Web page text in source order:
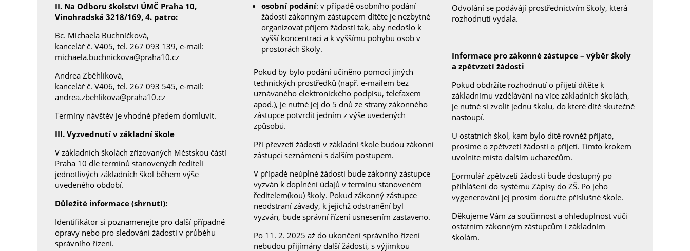
II. Na Odboru školství ÚMČ Praha 10,
Vinohradská 3218/169, 4. patro:
Bc. Michaela Buchníčková,
kancelář č. V405, tel. 267 093 139, e-mail:
michaela.buchnickova@praha10.cz
Andrea Zběhlíková,
kancelář č. V406, tel. 267 093 545, e-mail:
andrea.zbehlikova@praha10.cz
Termíny návštěv je vhodné předem domluvit.
III. Vyzvednutí v základní škole
V základních školách zřizovaných Městskou částí
Praha 10 dle termínů stanovených řediteli
jednotlivých základních škol během výše
uvedeného období.
Důležité informace (shrnutí):
Identifikátor si poznamenejte pro další případné
opravy nebo pro sledování žádosti v průběhu
správního řízení.
osobní podání: v případě osobního podání
žádosti zákonným zástupcem dítěte je nezbytné
organizovat příjem žádostí tak, aby nedošlo k
vyšší koncentraci a k vyššímu pohybu osob v
prostorách školy.
Pokud by bylo podání učiněno pomocí jiných
technických prostředků (např. e-mailem bez
uznávaného elektronického podpisu, telefaxem
apod.), je nutné jej do 5 dnů ze strany zákonného
zástupce potvrdit jedním z výše uvedených
způsobů.
Při převzetí žádosti v základní škole budou zákonní
zástupci seznámeni s dalším postupem.
V případě neúplné žádosti bude zákonný zástupce
vyzván k doplnění údajů v termínu stanoveném
ředitelem(kou) školy. Pokud zákonný zástupce
neodstraní závady, k jejichž odstranění byl
vyzván, bude správní řízení usnesením zastaveno.
Po 11. 2. 2025 až do ukončení správního řízení
nebudou přijímány další žádosti, s výjimkou
Odvolání se podávájí prostřednictvím školy, která
rozhodnutí vydala.
Informace pro zákonné zástupce – výběr školy
a zpětvzetí žádosti
Pokud obdržíte rozhodnutí o přijetí dítěte k
základnímu vzdělávání na více základních školách,
je nutné si zvolit jednu školu, do které dítě skutečně
nastoupí.
U ostatních škol, kam bylo dítě rovněž přijato,
prosíme o zpětvzetí žádosti o přijetí. Tímto krokem
uvolníte místo dalším uchazečům.
Formulář zpětvzetí žádosti bude dostupný po
přihlášení do systému Zápisy do ZŠ. Po jeho
vygenerování jej prosím doručte příslušné škole.
Děkujeme Vám za součinnost a ohleduplnost vůči
ostatním zákonným zástupcům i základním
školám.